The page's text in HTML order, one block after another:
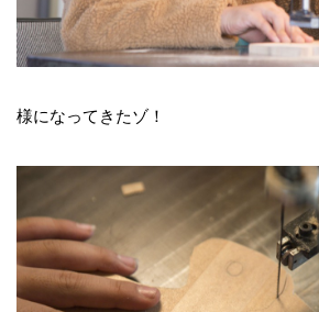
様になってきたゾ！